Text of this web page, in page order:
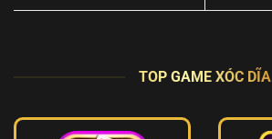
TOP GAME XÓC DĨA